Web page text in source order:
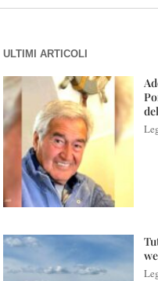
ULTIMI ARTICOLI